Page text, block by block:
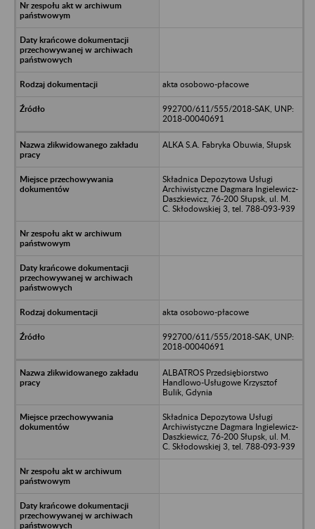
akta osobowo-płacowe
992700/611/555/2018-SAK, UNP:
2018-00040691
ALKA S.A. Fabryka Obuwia, Słupsk
Składnica Depozytowa Usługi
Archiwistyczne Dagmara Ingielewicz-
Daszkiewicz, 76-200 Słupsk, ul. M.
C. Skłodowskiej 3, tel. 788-093-939
akta osobowo-płacowe
992700/611/555/2018-SAK, UNP:
2018-00040691
ALBATROS Przedsiębiorstwo
Handlowo-Usługowe Krzysztof
Bulik, Gdynia
Składnica Depozytowa Usługi
Archiwistyczne Dagmara Ingielewicz-
Daszkiewicz, 76-200 Słupsk, ul. M.
C. Skłodowskiej 3, tel. 788-093-939